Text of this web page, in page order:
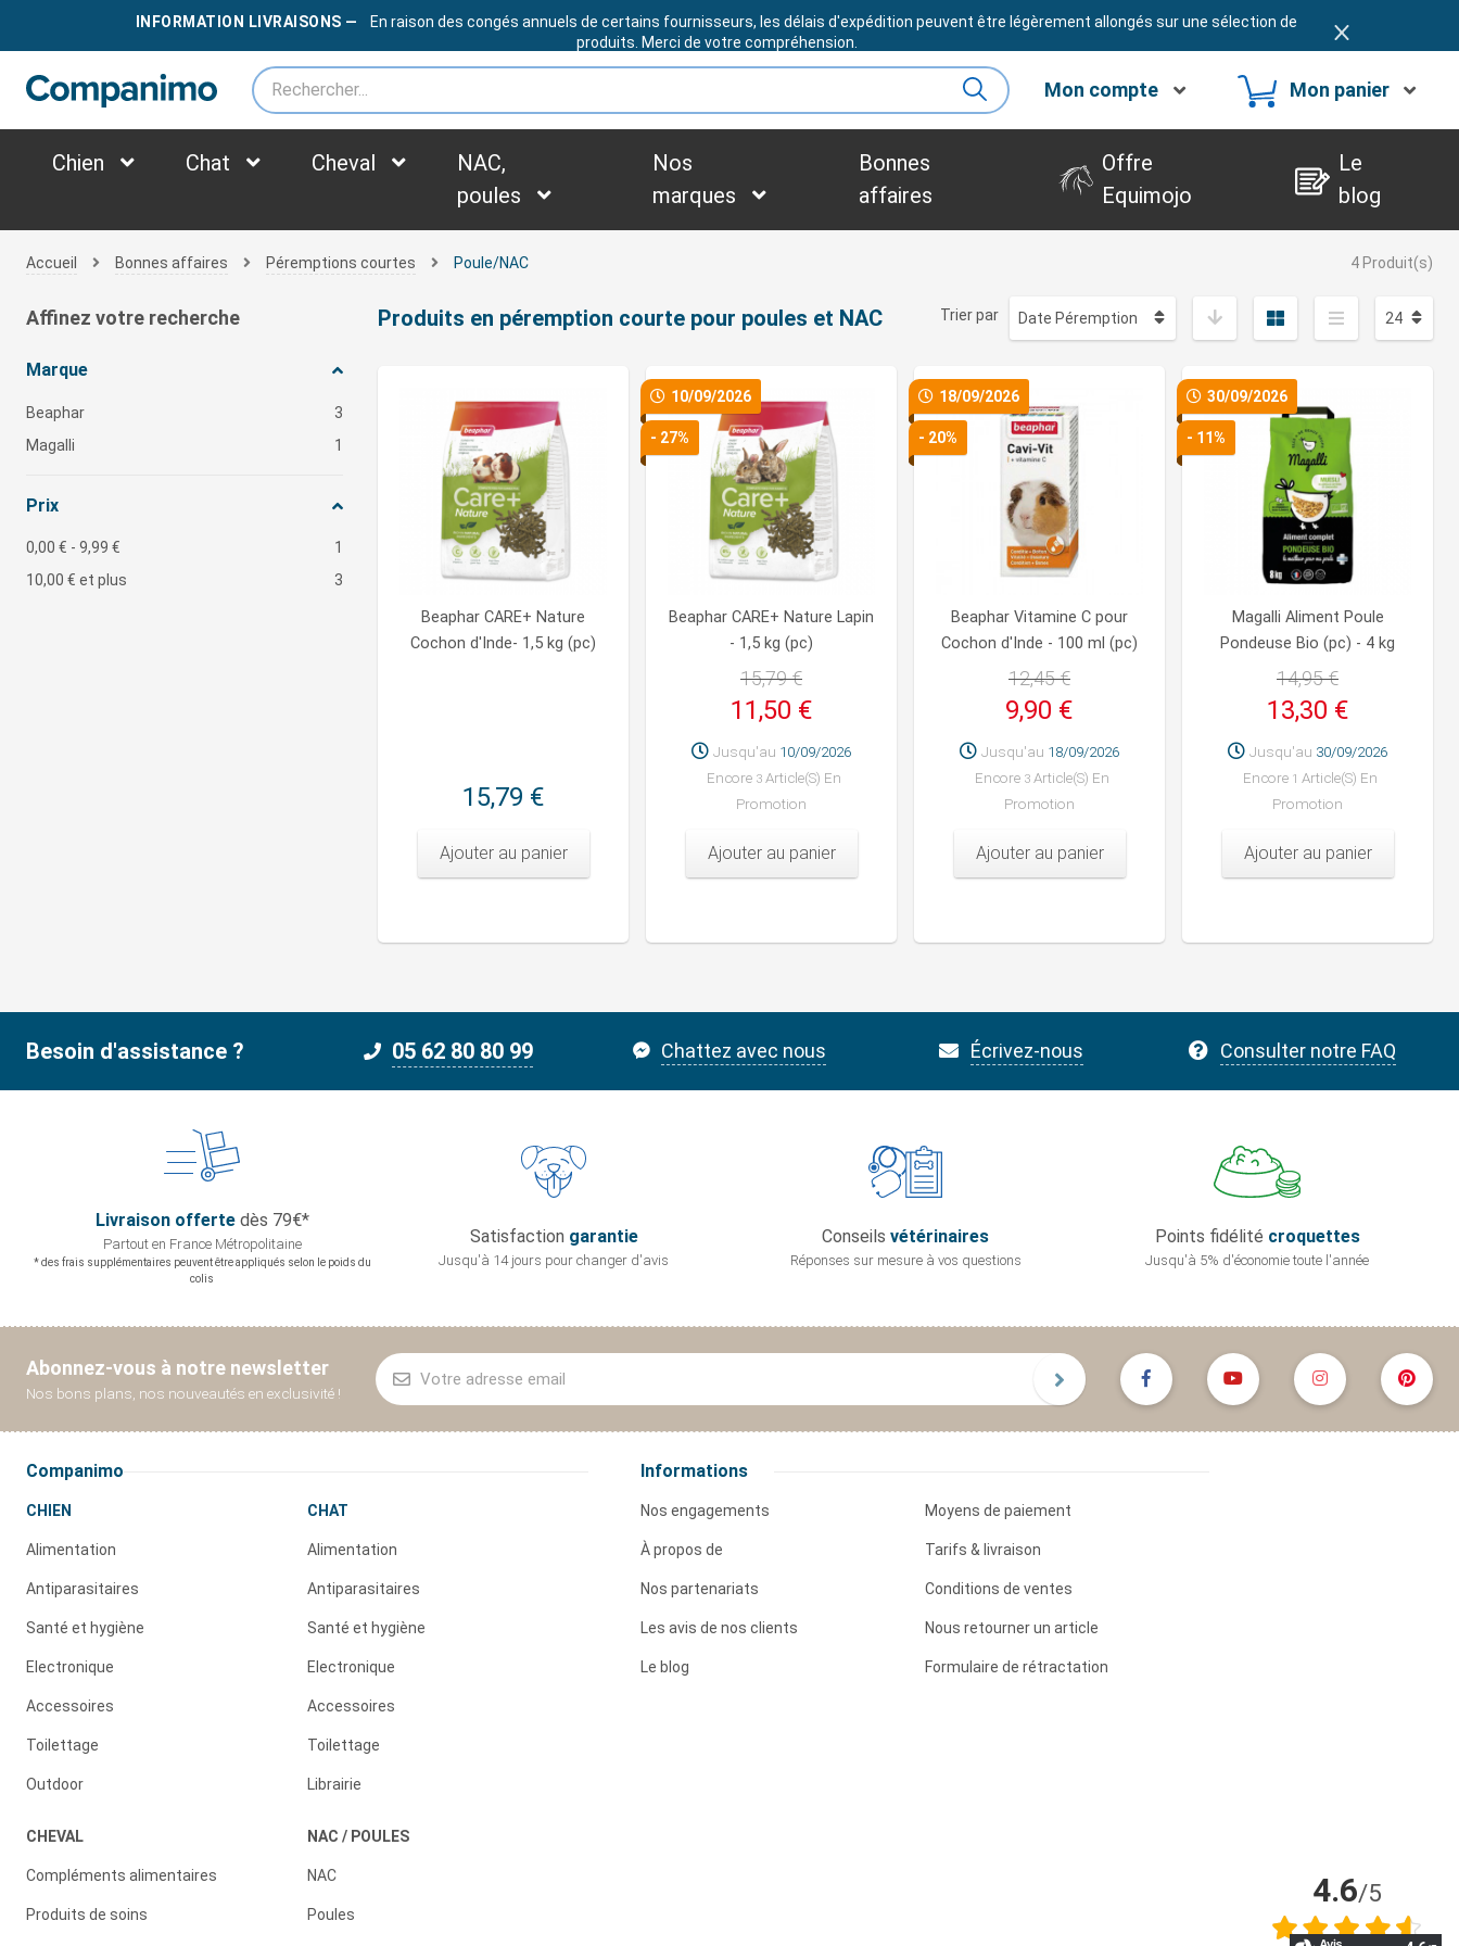
LIVRAISON OFFERTEDÈS79€ BESOIN D'ASSISTANCE ?
INFORMATION LIVRAISONS —
En raison des congés annuels de certains fournisseurs, les délais d'expédition peuvent être légèrement allongés sur une sélection de
produits. Merci de votre compréhension.
Mon compte Mon panier
Chien Chat Cheval
NAC,
poules
Nos
marques
Bonnes
affaires
Offre
Equimojo
Le
blog
Accueil Bonnes affaires Péremptions courtes Poule/NAC 4 Produit(s)
Affinez votre recherche
Marque
Beaphar
3
Magalli
1
Prix
0,00 € - 9,99 €
1
10,00 € et plus 3
Trier par
Produits en péremption courte pour poules et NAC
Beaphar CARE+ Nature
Cochon d'Inde- 1,5 kg (pc)
15,79 €
Ajouter au panier
10/09/2026
- 27%
Beaphar CARE+ Nature Lapin
- 1,5 kg (pc)
15,79 €
11,50 €
Jusqu'au 10/09/2026
Encore 3Article(s) En
Promotion
Ajouter au panier
18/09/2026
- 20%
Beaphar Vitamine C pour
Cochon d'Inde - 100 ml (pc)
12,45 €
9,90 €
Jusqu'au 18/09/2026
Encore 3Article(s) En
Promotion
Ajouter au panier
30/09/2026
- 11%
Magalli Aliment Poule
Pondeuse Bio (pc) - 4 kg
14,95 €
13,30 €
Jusqu'au 30/09/2026
Encore 1 Article(s) En
Promotion
Ajouter au panier
Besoin d'assistance ? 05 62 80 80 99 Chattez avec nous Écrivez-nous Consulter notre FAQ
Livraison offertedès 79€*
Partout en France Métropolitaine
* des frais supplémentaires peuvent être appliqués selon le poids du
colis
Satisfaction garantie
Jusqu'à 14 jours pour changer d'avis
Conseils vétérinaires
Réponses sur mesure à vos questions
Points fidélité croquettes
Jusqu'à 5% d'économie toute l'année
Abonnez-vous à notre newsletter
Nos bons plans, nos nouveautés en exclusivité !
Companimo
CHIEN
Alimentation
Antiparasitaires
Santé et hygiène
Electronique
Accessoires
Toilettage
Outdoor
CHEVAL
Compléments alimentaires
Produits de soins
CHAT
Alimentation
Antiparasitaires
Santé et hygiène
Electronique
Accessoires
Toilettage
Librairie
NAC / POULES
NAC
Poules
Informations
Nos engagements
À propos de
Nos partenariats
Les avis de nos clients
Le blog
Moyens de paiement
Tarifs & livraison
Conditions de ventes
Nous retourner un article
Formulaire de rétractation
4.6/5